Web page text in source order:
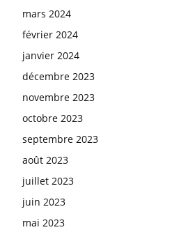
mars 2024
février 2024
janvier 2024
décembre 2023
novembre 2023
octobre 2023
septembre 2023
août 2023
juillet 2023
juin 2023
mai 2023